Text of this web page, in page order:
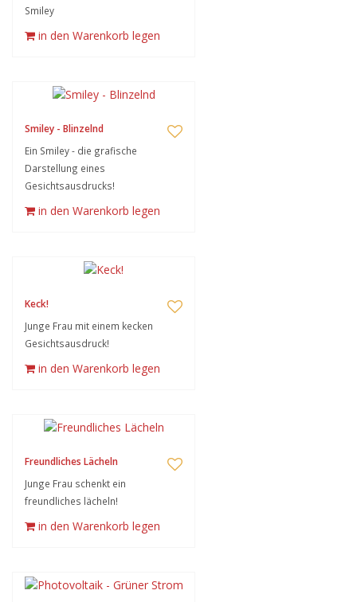
Smiley
in den Warenkorb legen
Smiley - Blinzelnd
Ein Smiley - die grafische
Darstellung eines
Gesichtsausdrucks!
in den Warenkorb legen
Keck!
Junge Frau mit einem kecken
Gesichtsausdruck!
in den Warenkorb legen
Freundliches Lächeln
Junge Frau schenkt ein
freundliches lächeln!
in den Warenkorb legen